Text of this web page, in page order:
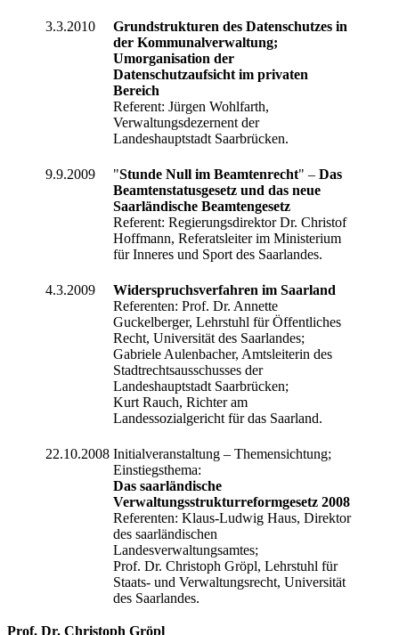
3.3.2010
Grundstrukturen des Datenschutzes in
der Kommunalverwaltung;
Umorganisation der
Datenschutzaufsicht im privaten
Bereich
Referent: Jürgen Wohlfarth,
Verwaltungsdezernent der
Landeshauptstadt Saarbrücken.
9.9.2009 "Stunde Null im Beamtenrecht" – Das
Beamtenstatusgesetz und das neue
Saarländische Beamtengesetz
Referent: Regierungsdirektor Dr. Christof
Hoffmann, Referatsleiter im Ministerium
für Inneres und Sport des Saarlandes.
4.3.2009
Widerspruchsverfahren im Saarland
Referenten: Prof. Dr. Annette
Guckelberger, Lehrstuhl für Öffentliches
Recht, Universität des Saarlandes;
Gabriele Aulenbacher, Amtsleiterin des
Stadtrechtsausschusses der
Landeshauptstadt Saarbrücken;
Kurt Rauch, Richter am
Landessozialgericht für das Saarland.
22.10.2008 Initialveranstaltung – Themensichtung;
Einstiegsthema:
Das saarländische
Verwaltungsstrukturreformgesetz 2008
Referenten: Klaus-Ludwig Haus, Direktor
des saarländischen
Landesverwaltungsamtes;
Prof. Dr. Christoph Gröpl, Lehrstuhl für
Staats- und Verwaltungsrecht, Universität
des Saarlandes.
Prof. Dr. Christoph Gröpl